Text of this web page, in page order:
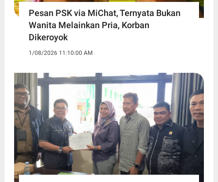
Pesan PSK via MiChat, Ternyata Bukan
Wanita Melainkan Pria, Korban
Dikeroyok
1/08/2026 11:10:00 AM